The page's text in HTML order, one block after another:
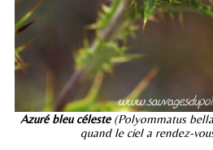
Azuré bleu céleste(Polyommatus
quand le ciel a rendez-